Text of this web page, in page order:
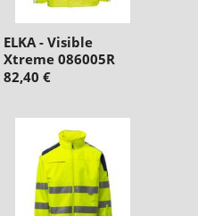
ELKA - Visible
Xtreme 086005R
82,40 €